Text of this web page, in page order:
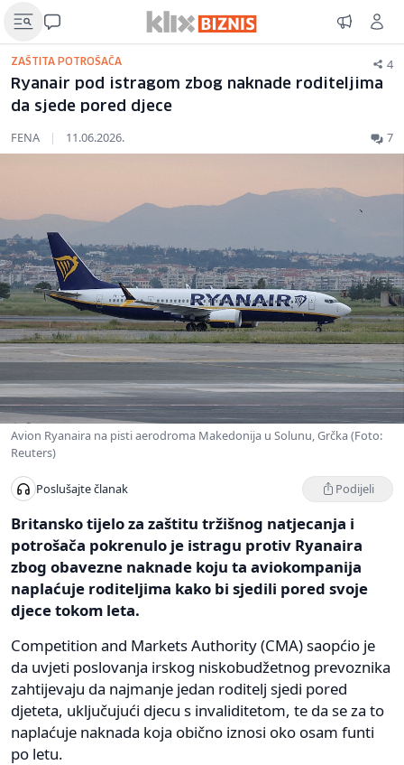
ZAŠTITA POTROŠAČA 4
Ryanair pod istragom zbog naknade roditeljima
da sjede pored djece
FENA | 11.06.2026. 7
Avion Ryanaira na pisti aerodroma Makedonija u Solunu, Grčka (Foto:
Reuters)
Poslušajte članak Podijeli
Britansko tijelo za zaštitu tržišnog natjecanja i
potrošača pokrenulo je istragu protiv Ryanaira
zbog obavezne naknade koju ta aviokompanija
naplaćuje roditeljima kako bi sjedili pored svoje
djece tokom leta.
Competition and Markets Authority (CMA) saopćio je
da uvjeti poslovanja irskog niskobudžetnog prevoznika
zahtijevaju da najmanje jedan roditelj sjedi pored
djeteta, uključujući djecu s invaliditetom, te da se za to
naplaćuje naknada koja obično iznosi oko osam funti
po letu.